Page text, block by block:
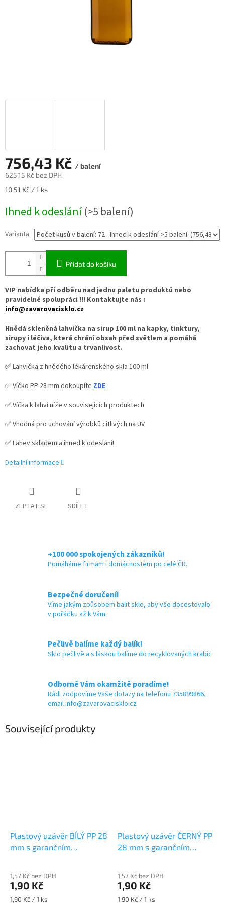
756,43 Kč / balení
625,15 Kč bez DPH
Měrná
10,51 Kč / 1 ks
Ihned k odeslání(>5 balení)
Varianta
Přidat do košíku
VIP nabídka při odběru nad jednu paletu produktů nebo
pravidelné spolupráci !!! Kontaktujte nás :
info@zavarovacisklo.cz
Hnědá skleněná lahvička na sirup 100 ml na kapky, tinktury,
sirupy i léčiva, která chrání obsah před světlem a pomáhá
zachovat jeho kvalitu a trvanlivost.
✅Lahvička z hnědého lékárenského skla 100 ml
✅ Víčko PP 28 mm dokoupíte ZDE
✅ Víčka k lahvi níže v souvisejících produktech
✅ Vhodná pro uchování výrobků citlivých na UV
✅ Lahev skladem a ihned k odeslání!
Detailní informace
ZEPTAT SE SDÍLET
+100 000 spokojených zákazníků!
Pomáháme firmám i domácnostem po celé ČR.
Bezpečné doručení!
Víme jakým způsobem balit sklo, aby vše docestovalo
v pořádku až k Vám.
Pečlivě balíme každý balík!
Sklo pečlivě a s láskou balíme do recyklovaných krabic
Odborně Vám okamžitě poradíme!
Rádi zodpovíme Vaše dotazy na telefonu 735899866,
email info@zavarovacisklo.cz
Související produkty
Plastový uzávěr BÍLÝ PP 28
mm s garančním
1,57 Kč bez DPH
1,90 Kč
Měrná
1,90 Kč / 1 ks
Plastový uzávěr ČERNÝ PP
28 mm s garančním
1,57 Kč bez DPH
1,90 Kč
Měrná
1,90 Kč / 1 ks